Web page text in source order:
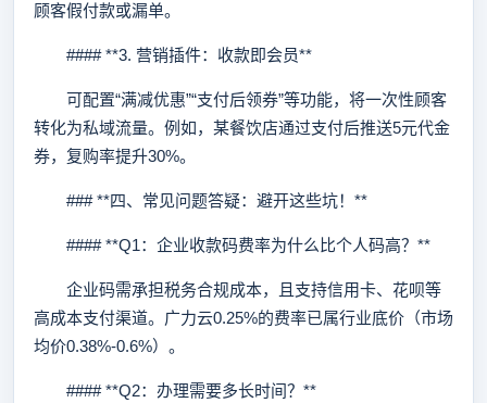
顾客假付款或漏单。
#### **3. 营销插件：收款即会员**
可配置“满减优惠”“支付后领券”等功能，将一次性顾客
转化为私域流量。例如，某餐饮店通过支付后推送5元代金
券，复购率提升30%。
### **四、常见问题答疑：避开这些坑！**
#### **Q1：企业收款码费率为什么比个人码高？**
企业码需承担税务合规成本，且支持信用卡、花呗等
高成本支付渠道。广力云0.25%的费率已属行业底价（市场
均价0.38%-0.6%）。
#### **Q2：办理需要多长时间？**